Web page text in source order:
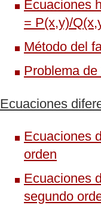
Ecuaciones
= P(x,y)/
Método del
Problema
Ecuaciones
Ecuaciones
orden
Ecuaciones
segundo